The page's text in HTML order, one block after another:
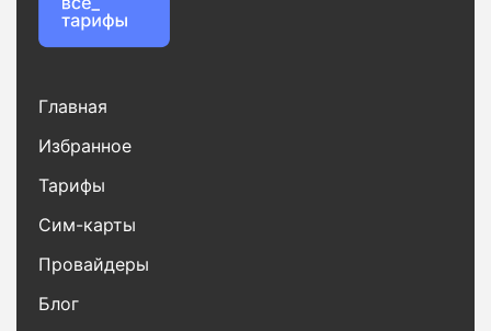
Главная
Избранное
Тарифы
Сим-карты
Провайдеры
Блог